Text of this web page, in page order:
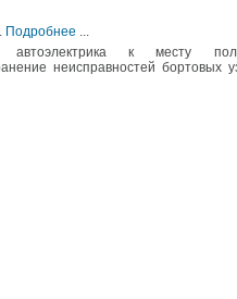
Подробнее ...
автоэлектрика к месту
неисправностей бортовых